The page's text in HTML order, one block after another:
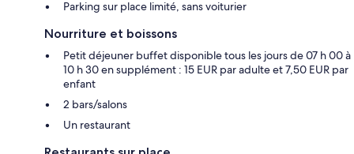
Parking sur place limité, sans voiturier
Nourriture et boissons
Petit déjeuner buffet disponible tous les jours de 07 h 00 à
10 h 30 en supplément : 15 EUR par adulte et 7,50 EUR par
enfant
2 bars/salons
Un restaurant